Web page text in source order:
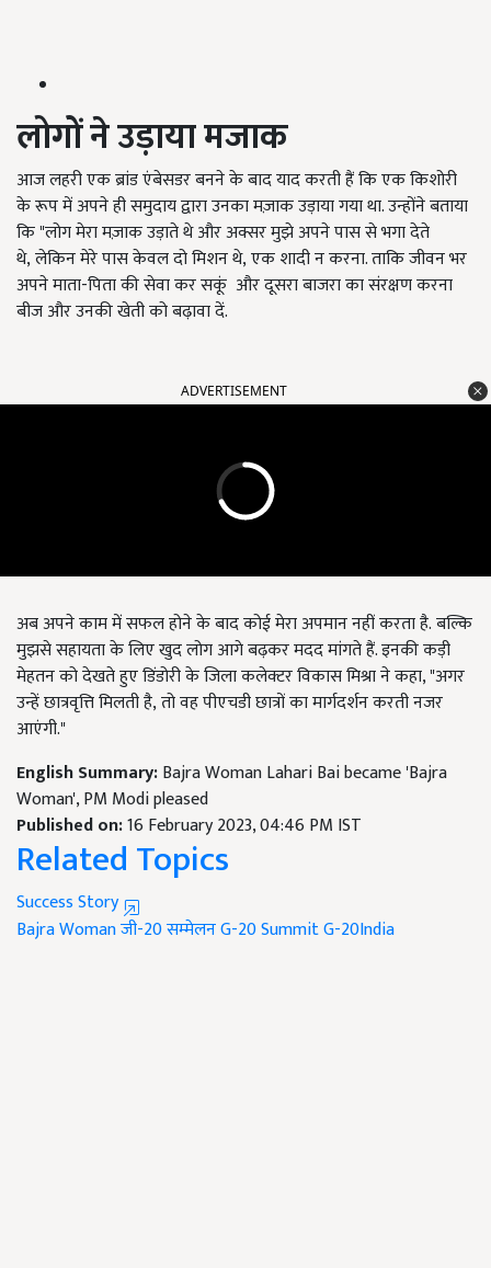
लोगों ने उड़ाया मजाक
आज लहरी एक ब्रांड एंबेसडर बनने के बाद याद करती हैं कि एक किशोरी
के रूप में अपने ही समुदाय द्वारा उनका मज़ाक उड़ाया गया था. उन्होंने बताया
कि "लोग मेरा मज़ाक उड़ाते थे और अक्सर मुझे अपने पास से भगा देते
थे, लेकिन मेरे पास केवल दो मिशन थे, एक शादी न करना. ताकि जीवन भर
अपने माता-पिता की सेवा कर सकूं और दूसरा बाजरा का संरक्षण करना
बीज और उनकी खेती को बढ़ावा दें.
ADVERTISEMENT
अब अपने काम में सफल होने के बाद कोई मेरा अपमान नहीं करता है. बल्कि
मुझसे सहायता के लिए खुद लोग आगे बढ़कर मदद मांगते हैं. इनकी कड़ी
मेहतन को देखते हुए डिंडोरी के जिला कलेक्टर विकास मिश्रा ने कहा, "अगर
उन्हें छात्रवृत्ति मिलती है, तो वह पीएचडी छात्रों का मार्गदर्शन करती नजर
आएंगी."
English Summary:Bajra Woman Lahari Bai became 'Bajra
Woman', PM Modi pleased
Published on:16 February 2023, 04:46 PM IST
Related Topics
Success Story
Bajra Womanजी-20 सम्मेलनG-20 SummitG-20India